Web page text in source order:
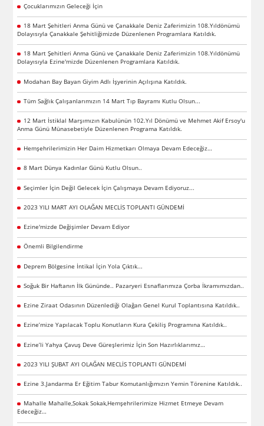
Çocuklarımızın Geleceği İçin
18 Mart Şehitleri Anma Günü ve Çanakkale Deniz Zaferimizin 108.Yıldönümü
Dolayısıyla Çanakkale Şehitliğimizde Düzenlenen Programlara Katıldık.
18 Mart Şehitleri Anma Günü ve Çanakkale Deniz Zaferimizin 108.Yıldönümü
Dolayısıyla Ezine'mizde Düzenlenen Programlara Katıldık.
Modahan Bay Bayan Giyim Adlı İşyerinin Açılışına Katıldık.
Tüm Sağlık Çalışanlarımızın 14 Mart Tıp Bayramı Kutlu Olsun...
12 Mart İstiklal Marşımızın Kabulünün 102.Yıl Dönümü ve Mehmet Akif Ersoy'u
Anma Günü Münasebetiyle Düzenlenen Programa Katıldık.
Hemşehrilerimizin Her Daim Hizmetkarı Olmaya Devam Edeceğiz…
8 Mart Dünya Kadınlar Günü Kutlu Olsun..
Seçimler İçin Değil Gelecek İçin Çalışmaya Devam Ediyoruz...
2023 YILI MART AYI OLAĞAN MECLİS TOPLANTI GÜNDEMİ
Ezine'mizde Değişimler Devam Ediyor
Önemli Bilgilendirme
Deprem Bölgesine İntikal İçin Yola Çıktık...
Soğuk Bir Haftanın İlk Gününde.. Pazaryeri Esnaflarımıza Çorba İkramımızdan..
Ezine Ziraat Odasının Düzenlediği Olağan Genel Kurul Toplantısına Katıldık..
Ezine’mize Yapılacak Toplu Konutların Kura Çekiliş Programına Katıldık..
Ezine’li Yahya Çavuş Deve Güreşlerimiz İçin Son Hazırlıklarımız…
2023 YILI ŞUBAT AYI OLAĞAN MECLİS TOPLANTI GÜNDEMİ
Ezine 3.Jandarma Er Eğitim Tabur Komutanlığımızın Yemin Törenine Katıldık..
Mahalle Mahalle,Sokak Sokak,Hemşehrilerimize Hizmet Etmeye Devam
Edeceğiz…